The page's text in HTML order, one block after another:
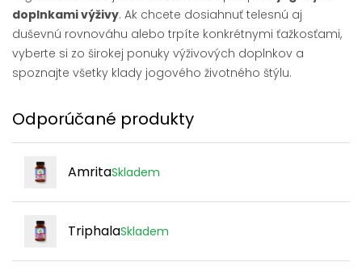
doplnkami výživy. Ak chcete dosiahnuť telesnú aj
duševnú rovnováhu alebo trpíte konkrétnymi ťažkosťami,
vyberte si zo širokej ponuky výživových doplnkov a
spoznajte všetky klady jogového životného štýlu.
Odporúčané produkty
AmritaSkladem
TriphalaSkladem